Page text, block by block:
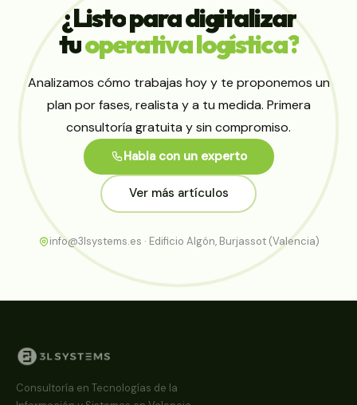
¿Listoparadigitalizar
tuoperativalogística?
Analizamos cómo trabajas hoy y te proponemos un
plan por fases, realista y a tu medida. Primera
consultoría gratuita y sin compromiso.
Habla con un experto
Ver más artículos
info@3lsystems.es · Edificio Algón, Burjassot (Valencia)
Consultoría en Tecnologías de la